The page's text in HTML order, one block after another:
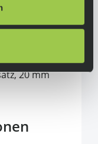
Carbon,
20 mm